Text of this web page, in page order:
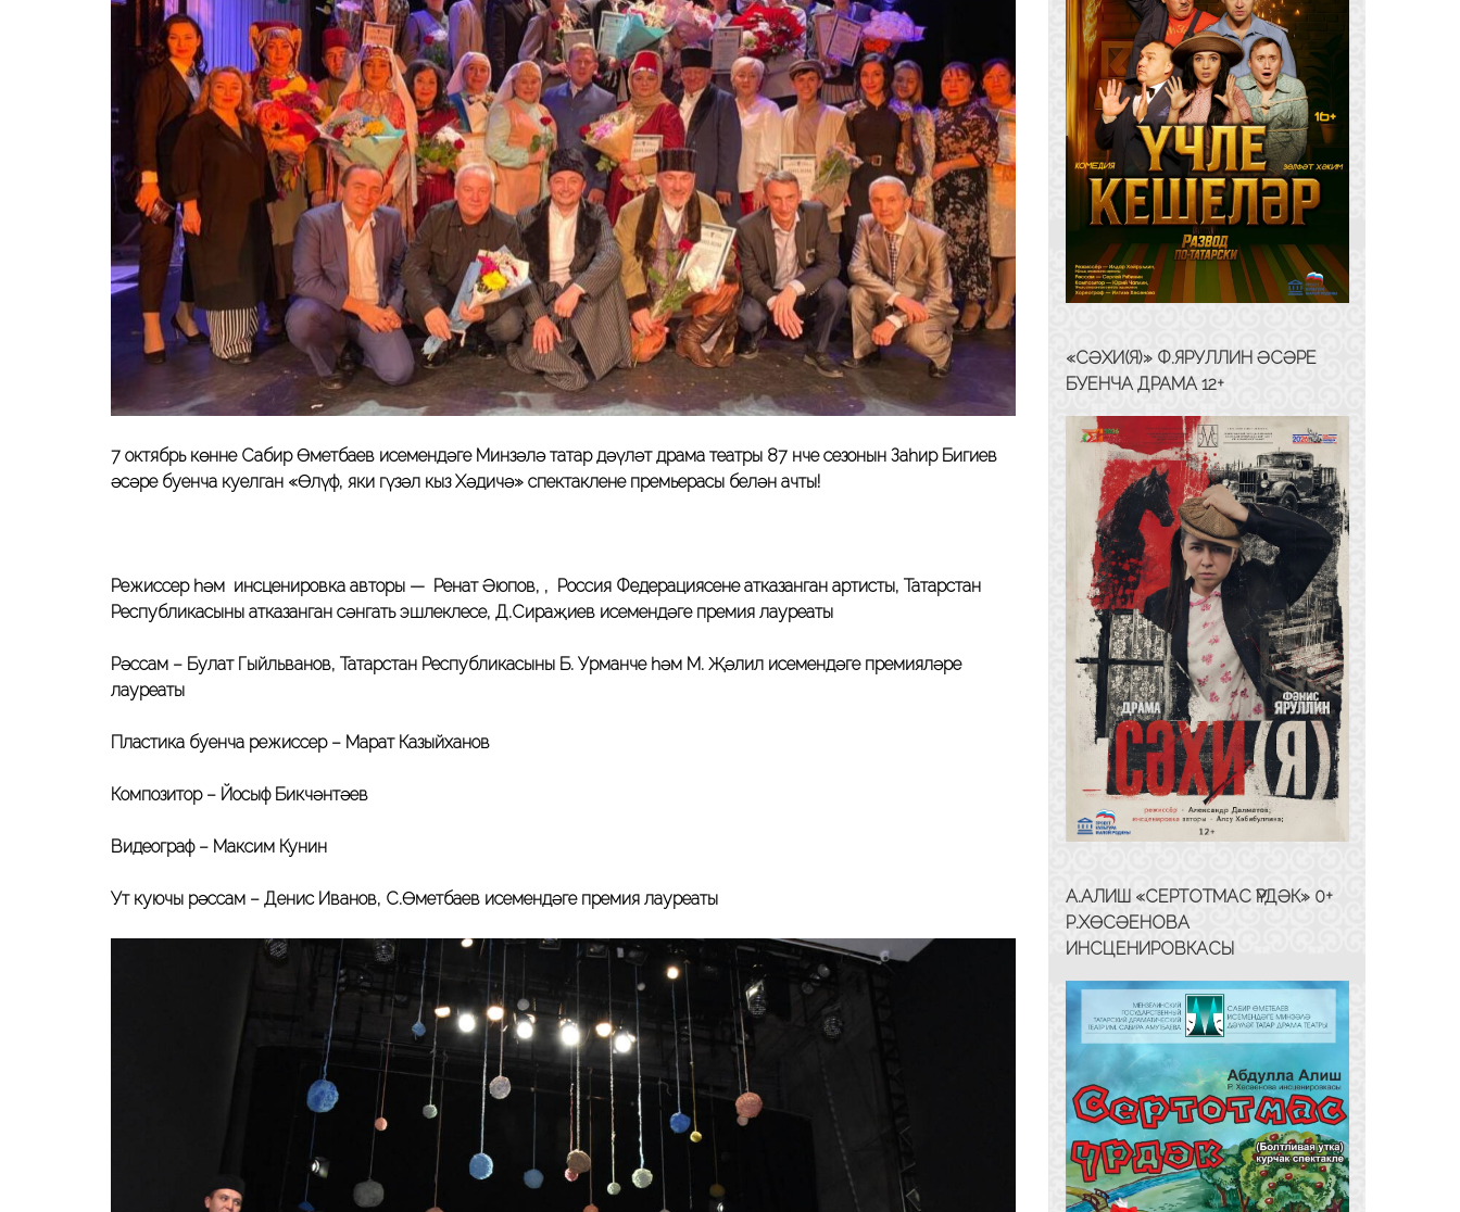
7 октябрь көнне Сабир Өметбаев исемендәге Минзәлә татар дәүләт драма театры 87 нче сезонын Заһир Бигиев
әсәре буенча куелган «Өлүф, яки гүзәл кыз Хәдичә» спектакленең премьерасы белән ачты!
Режиссер һәм инсценировка авторы — Ренат Әюпов, , Россия Федерациясенең атказанган артисты, Татарстан
Республикасының атказанган сәнгать эшлеклесе, Д.Сираҗиев исемендәге премия лауреаты
Рәссам – Булат Гыйльванов, Татарстан Республикасының Б. Урманче һәм М. Җәлил исемендәге премияләре
лауреаты
Пластика буенча режиссер – Марат Казыйханов
Композитор – Йосыф Бикчәнтәев
Видеограф – Максим Кунин
Ут куючы рәссам – Денис Иванов, С.Өметбаев исемендәге премия лауреаты
«СӘХИ(Я)» Ф.ЯРУЛЛИН ӘСӘРЕ
БУЕНЧА ДРАМА 12+
А.АЛИШ «СЕРТОТМАС ҮРДӘК» 0+
Р.ХӨСӘЕНОВА
ИНСЦЕНИРОВКАСЫ